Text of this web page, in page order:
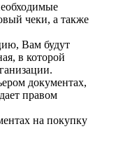
чеки, а также
Вам будут
в которой
документах,
правом
на покупку